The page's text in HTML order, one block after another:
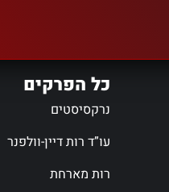
כל הפרקים
נרקסיסטים
עו”ד רות דיין-וולפנר
רות מארחת